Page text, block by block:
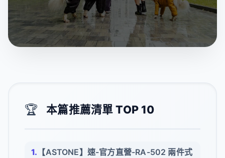
🏆 本篇推薦清單 TOP 10
【ASTONE】速-官方直營-RA-502 兩件式